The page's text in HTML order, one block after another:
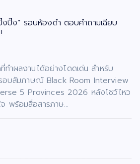
งปิ๊ง” รอบห้องดำ ตอบคำถามเฉียบ
ทำผลงานได้อย่างโดดเด่น สำหรับ
อบสัมภาษณ์ Black Room Interview
5 Provinces 2026 หลังโชว์ไหว
พร้อมสื่อสารภาษ…